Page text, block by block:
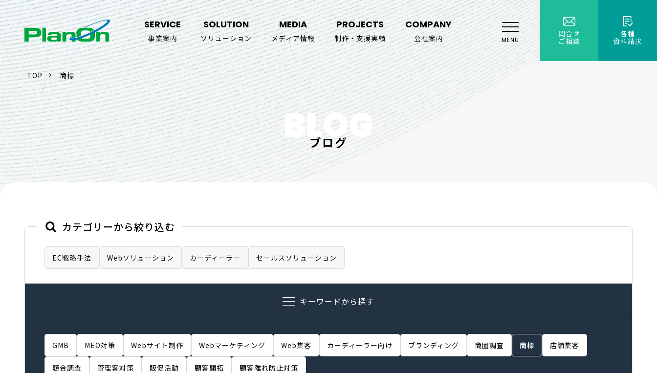
SERVICE
事業案内
SOLUTION
ソリューション
MEDIA
メディア情報
PROJECTS
制作・支援実績
COMPANY
会社案内 MENU
問合せ
ご相談
各種
資料請求
TOP 商標
BLOG
ブログ
カテゴリーから絞り込む
EC戦略手法 Webソリューション カーディーラー セールスソリューション
キーワードから探す
GMB MEO対策 Webサイト制作 Webマーケティング Web集客 カーディーラー向け ブランディング 商圏調査 商標 店舗集客
競合調査 管理客対策 販促活動 顧客開拓 顧客離れ防止対策